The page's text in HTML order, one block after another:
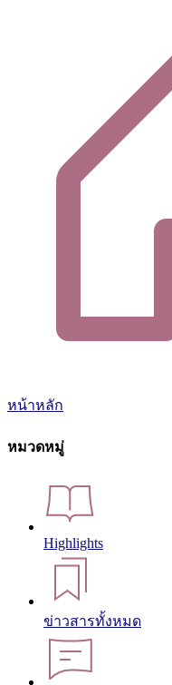
หน้าหลัก
หมวดหมู่
Highlights
ข่าวสารทั้งหมด